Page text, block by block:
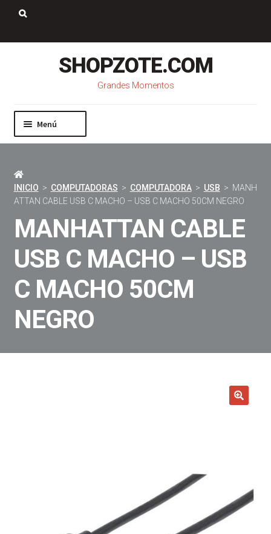
Saltar
navegación
Ir
contenido
SHOPZOTE.COM
Grandes Momentos
Menú
Mi cuenta
Carrito
Contacto
INICIO > COMPUTADORAS > COMPUTADORA> USB > MANH
ATTAN CABLE USB C MACHO – USB C MACHO 50CM NEGRO
MANHATTAN CABLE
USB C MACHO – USB
C MACHO 50CM
NEGRO